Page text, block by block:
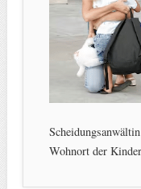
Wohnort der Kinder